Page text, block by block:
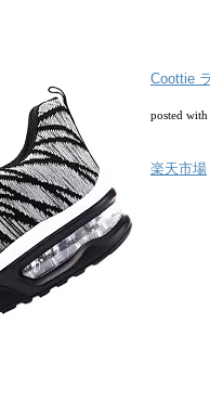
Coottie
posted with
楽天市場